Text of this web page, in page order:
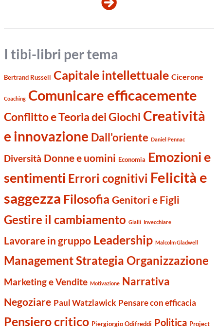
I tibi-libri per tema
Bertrand Russell Capitale intellettuale Cicerone
Coaching Comunicare efficacemente
Conflitto e Teoria dei Giochi Creatività
e innovazione Dall'oriente Daniel Pennac
Diversità Donne e uomini Economia Emozioni e
sentimenti Errori cognitivi Felicità e
saggezza Filosofia Genitori e Figli
Gestire il cambiamento Gialli Invecchiare
Lavorare in gruppo Leadership Malcolm Gladwell
Management Strategia Organizzazione
Marketing e Vendite Motivazione Narrativa
Negoziare Paul Watzlawick Pensare con efficacia
Pensiero critico Piergiorgio Odifreddi Politica Project